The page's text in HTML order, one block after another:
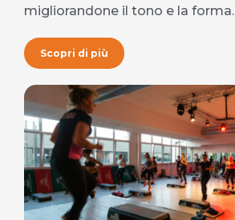
migliorandone il tono e la forma.
Scopri di più